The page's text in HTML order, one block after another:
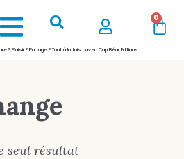
0
? Plaisir ? Partage ? Tout à la fois… avec Cap Béar Editions.
seul résultat